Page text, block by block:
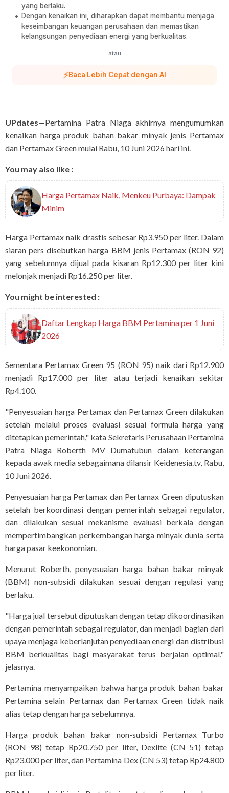
yang berlaku.
Dengan kenaikan ini, diharapkan dapat membantu menjaga
keseimbangan keuangan perusahaan dan memastikan
kelangsungan penyediaan energi yang berkualitas.
atau
⚡Baca Lebih Cepat dengan AI
UPdates—Pertamina Patra Niaga akhirnya mengumumkan
kenaikan harga produk bahan bakar minyak jenis Pertamax
dan Pertamax Green mulai Rabu, 10 Juni 2026 hari ini.
You may also like :
Harga Pertamax Naik, Menkeu Purbaya: Dampak
Minim
Harga Pertamax naik drastis sebesar Rp3.950 per liter. Dalam
siaran pers disebutkan harga BBM jenis Pertamax (RON 92)
yang sebelumnya dijual pada kisaran Rp12.300 per liter kini
melonjak menjadi Rp16.250 per liter.
You might be interested :
Daftar Lengkap Harga BBM Pertamina per 1 Juni
2026
Sementara Pertamax Green 95 (RON 95) naik dari Rp12.900
menjadi Rp17.000 per liter atau terjadi kenaikan sekitar
Rp4.100.
"Penyesuaian harga Pertamax dan Pertamax Green dilakukan
setelah melalui proses evaluasi sesuai formula harga yang
ditetapkan pemerintah," kata Sekretaris Perusahaan Pertamina
Patra Niaga Roberth MV Dumatubun dalam keterangan
kepada awak media sebagaimana dilansir Keidenesia.tv, Rabu,
10 Juni 2026.
Penyesuaian harga Pertamax dan Pertamax Green diputuskan
setelah berkoordinasi dengan pemerintah sebagai regulator,
dan dilakukan sesuai mekanisme evaluasi berkala dengan
mempertimbangkan perkembangan harga minyak dunia serta
harga pasar keekonomian.
Menurut Roberth, penyesuaian harga bahan bakar minyak
(BBM) non-subsidi dilakukan sesuai dengan regulasi yang
berlaku.
"Harga jual tersebut diputuskan dengan tetap dikoordinasikan
dengan pemerintah sebagai regulator, dan menjadi bagian dari
upaya menjaga keberlanjutan penyediaan energi dan distribusi
BBM berkualitas bagi masyarakat terus berjalan optimal,"
jelasnya.
Pertamina menyampaikan bahwa harga produk bahan bakar
Pertamina selain Pertamax dan Pertamax Green tidak naik
alias tetap dengan harga sebelumnya.
Harga produk bahan bakar non-subsidi Pertamax Turbo
(RON 98) tetap Rp20.750 per liter, Dexlite (CN 51) tetap
Rp23.000 per liter, dan Pertamina Dex (CN 53) tetap Rp24.800
per liter.